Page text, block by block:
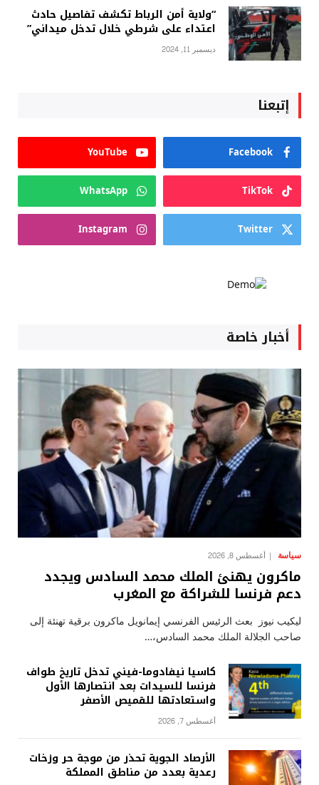
“ولاية أمن الرباط تكشف تفاصيل حادث
اعتداء على شرطي خلال تدخل ميداني”
ديسمبر 11, 2024
إتبعنا
Facebook
YouTube
TikTok
WhatsApp
Twitter
Instagram
أخبار خاصة
سياسة أغسطس 8, 2026
ماكرون يهنئ الملك محمد السادس ويجدد
دعم فرنسا للشراكة مع المغرب
ليكيب نيوز بعث الرئيس الفرنسي إيمانويل ماكرون برقية تهنئة إلى
صاحب الجلالة الملك محمد السادس،…
كاسيا نيفادوما-فيني تدخل تاريخ طواف
فرنسا للسيدات بعد انتصارها الأول
واستعادتها للقميص الأصفر
أغسطس 7, 2026
الأرصاد الجوية تحذر من موجة حر وزخات
رعدية بعدد من مناطق المملكة